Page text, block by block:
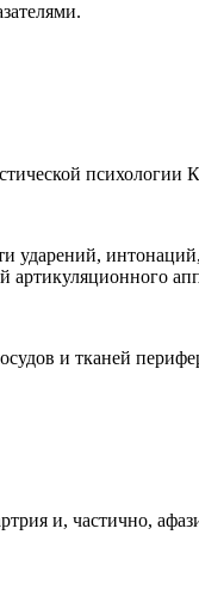
психологии
ударений,
артикуляционного
и тканей
и, частично,